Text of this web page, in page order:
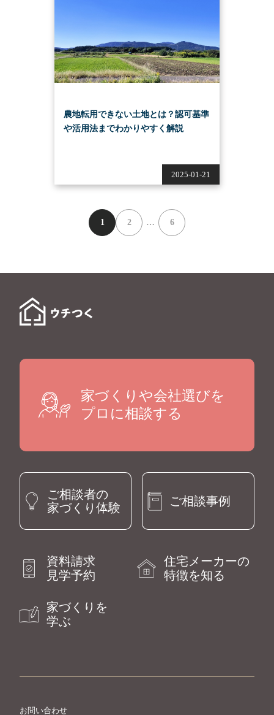
2025-01-21
農地転用できない土地とは？認可基準
や活用法までわかりやすく解説
1 2 … 6
家づくりや会社選びを
プロに相談する
ご相談者の
家づくり体験
ご相談事例
資料請求
見学予約
住宅メーカーの
特徴を知る
家づくりを
学ぶ
お問い合わせ